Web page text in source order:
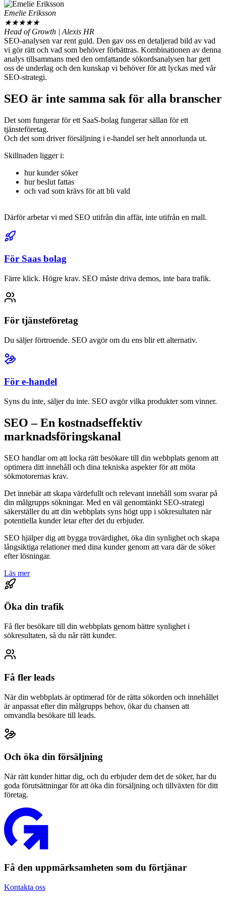
Emelie Eriksson
★★★★★
Head of Growth | Alexis HR
SEO-analysen var rent guld. Den gav oss en detaljerad bild av vad
vi gör rätt och vad som behöver förbättras. Kombinationen av denna
analys tillsammans med den omfattande sökordsanalysen har gett
oss de underlag och den kunskap vi behöver för att lyckas med vår
SEO-strategi.
SEO är inte samma sak för alla branscher
Det som fungerar för ett SaaS-bolag fungerar sällan för ett
tjänsteföretag.
Och det som driver försäljning i e-handel ser helt annorlunda ut.
Skillnaden ligger i:
hur kunder söker
hur beslut fattas
och vad som krävs för att bli vald
Därför arbetar vi med SEO utifrån din affär, inte utifrån en mall.
För Saas bolag
Färre klick. Högre krav. SEO måste driva demos, inte bara trafik.
För tjänsteföretag
Du säljer förtroende. SEO avgör om du ens blir ett alternativ.
För e-handel
Syns du inte, säljer du inte. SEO avgör vilka produkter som vinner.
SEO– En kostnadseffektiv
marknadsförings­kanal
SEO handlar om att locka rätt besökare till din webbplats genom att
optimera ditt innehåll och dina tekniska aspekter för att möta
sökmotorernas krav.
Det innebär att skapa värdefullt och relevant innehåll som svarar på
din målgrupps sökningar. Med en väl genomtänkt SEO-strategi
säkerställer du att din webbplats syns högt upp i sökresultaten när
potentiella kunder letar efter det du erbjuder.
SEO hjälper dig att bygga trovärdighet, öka din synlighet och skapa
långsiktiga relationer med dina kunder genom att vara där de söker
efter lösningar.
Läs mer
Öka din trafik
Få fler besökare till din webbplats genom bättre synlighet i
sökresultaten, så du når rätt kunder.
Få fler leads
När din webbplats är optimerad för de rätta sökorden och innehållet
är anpassat efter din målgrupps behov, ökar du chansen att
omvandla besökare till leads.
Och öka din försäljning
När rätt kunder hittar dig, och du erbjuder dem det de söker, har du
goda förutsättningar för att öka din försäljning och tillväxten för ditt
företag.
Få den uppmärksamheten som du förtjänar
Kontakta oss